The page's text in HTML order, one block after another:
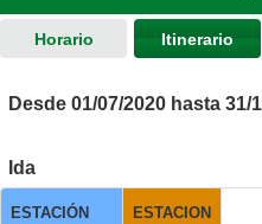
Horario Itinerario
Desde 01/07/2020 hasta 31/
Ida
ESTACIÓN
ESTACION